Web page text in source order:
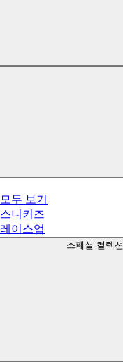
모두 보기
스니커즈
레이스업
스페셜 컬렉션